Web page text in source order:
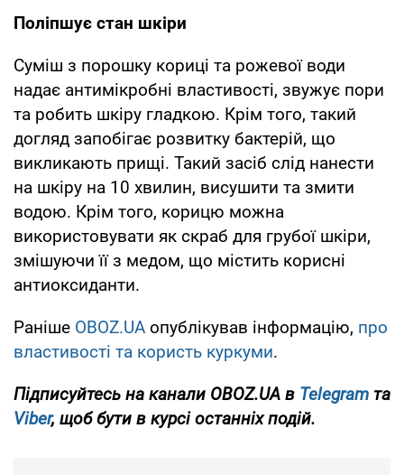
Поліпшує стан шкіри
Суміш з порошку кориці та рожевої води
надає антимікробні властивості, звужує пори
та робить шкіру гладкою. Крім того, такий
догляд запобігає розвитку бактерій, що
викликають прищі. Такий засіб слід нанести
на шкіру на 10 хвилин, висушити та змити
водою. Крім того, корицю можна
використовувати як скраб для грубої шкіри,
змішуючи її з медом, що містить корисні
антиоксиданти.
Раніше OBOZ.UA опублікував інформацію, про
властивості та користь куркуми.
Підписуйтесь на канали OBOZ.UA в Telegram та
Viber, щоб бути в курсі останніх подій.